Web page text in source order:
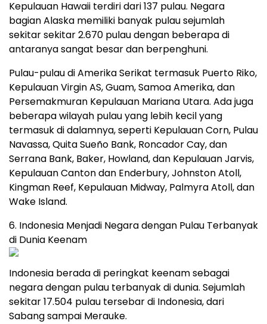
Kepulauan Hawaii terdiri dari 137 pulau. Negara
bagian Alaska memiliki banyak pulau sejumlah
sekitar sekitar 2.670 pulau dengan beberapa di
antaranya sangat besar dan berpenghuni.
Pulau-pulau di Amerika Serikat termasuk Puerto Riko,
Kepulauan Virgin AS, Guam, Samoa Amerika, dan
Persemakmuran Kepulauan Mariana Utara. Ada juga
beberapa wilayah pulau yang lebih kecil yang
termasuk di dalamnya, seperti Kepulauan Corn, Pulau
Navassa, Quita Sueño Bank, Roncador Cay, dan
Serrana Bank, Baker, Howland, dan Kepulauan Jarvis,
Kepulauan Canton dan Enderbury, Johnston Atoll,
Kingman Reef, Kepulauan Midway, Palmyra Atoll, dan
Wake Island.
6. Indonesia Menjadi Negara dengan Pulau Terbanyak
di Dunia Keenam
Indonesia berada di peringkat keenam sebagai
negara dengan pulau terbanyak di dunia. Sejumlah
sekitar 17.504 pulau tersebar di Indonesia, dari
Sabang sampai Merauke.